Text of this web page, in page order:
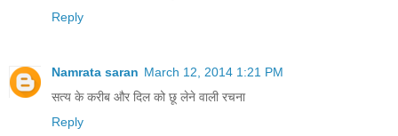
Reply
Namrata saran March 12, 2014 1:21 PM
सत्य के करीब और दिल को छू लेने वाली रचना
Reply